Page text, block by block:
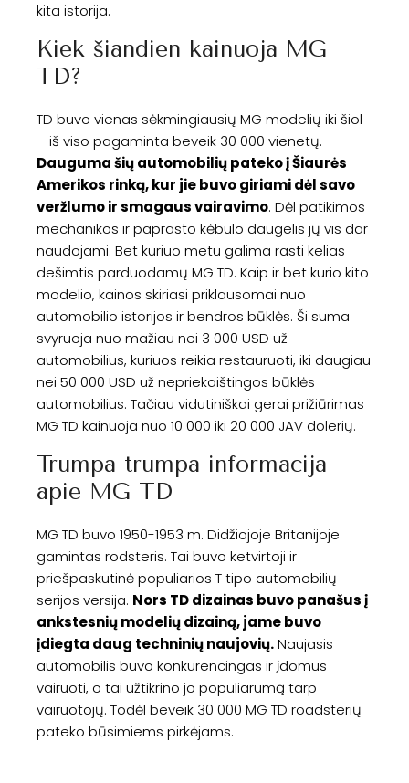
kita istorija.
Kiek šiandien kainuoja MG
TD?
TD buvo vienas sėkmingiausių MG modelių iki šiol
– iš viso pagaminta beveik 30 000 vienetų.
Dauguma šių automobilių pateko į Šiaurės
Amerikos rinką, kur jie buvo giriami dėl savo
veržlumo ir smagaus vairavimo. Dėl patikimos
mechanikos ir paprasto kėbulo daugelis jų vis dar
naudojami. Bet kuriuo metu galima rasti kelias
dešimtis parduodamų MG TD. Kaip ir bet kurio kito
modelio, kainos skiriasi priklausomai nuo
automobilio istorijos ir bendros būklės. Ši suma
svyruoja nuo mažiau nei 3 000 USD už
automobilius, kuriuos reikia restauruoti, iki daugiau
nei 50 000 USD už nepriekaištingos būklės
automobilius. Tačiau vidutiniškai gerai prižiūrimas
MG TD kainuoja nuo 10 000 iki 20 000 JAV dolerių.
Trumpa trumpa informacija
apie MG TD
MG TD buvo 1950-1953 m. Didžiojoje Britanijoje
gamintas rodsteris. Tai buvo ketvirtoji ir
priešpaskutinė populiarios T tipo automobilių
serijos versija. Nors TD dizainas buvo panašus į
ankstesnių modelių dizainą, jame buvo
įdiegta daug techninių naujovių.Naujasis
automobilis buvo konkurencingas ir įdomus
vairuoti, o tai užtikrino jo populiarumą tarp
vairuotojų. Todėl beveik 30 000 MG TD roadsterių
pateko būsimiems pirkėjams.